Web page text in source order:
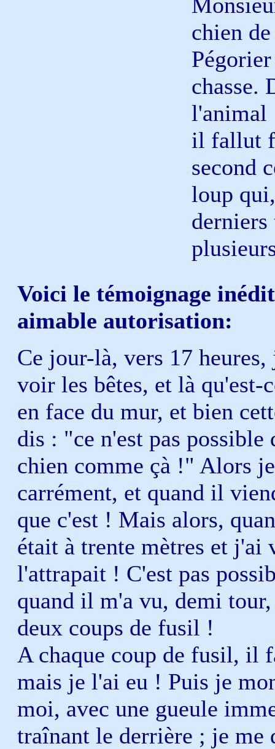
chien
chasse.
l'animal
il fallut
second
loup
derniers
Voici le témoignage
aimable autorisation:
Ce jour-là, vers 17
voir les bêtes, et là qu'est-
en face du mur, et bien
dis : "ce n'est pas
chien comme çà !" Alors
carrément, et quand il
que c'est ! Mais alors,
était à trente mètres et
l'attrapait ! C'est pas
quand il m'a vu, demi
deux coups de fusil !
A chaque coup de fusil, il
mais je l'ai eu ! Puis je
moi, avec une gueule
traînant le derrière ; je me